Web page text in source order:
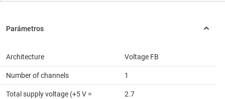
Architecture Voltage FB
Number of channels 1
Total supply voltage (+5 V =
2.7